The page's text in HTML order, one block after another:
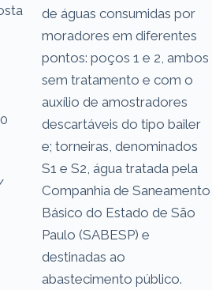
de águas consumidas por
moradores em diferentes
pontos: poços 1 e 2, ambos
sem tratamento e com o
auxílio de amostradores
descartáveis do tipo bailer
e; torneiras, denominados
S1 e S2, água tratada pela
Companhia de Saneamento
Básico do Estado de São
Paulo (SABESP) e
destinadas ao
abastecimento público.